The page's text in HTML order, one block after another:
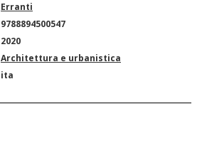
Erranti
9788894500547
2020
Architettura e urbanistica
ita